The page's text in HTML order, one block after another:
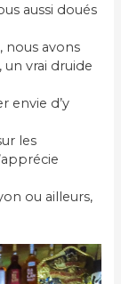
aussi doués
nous avons
vrai druide
envie d’y
les
ou ailleurs,